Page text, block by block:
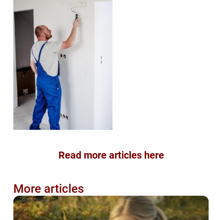
Read more articles here
More articles